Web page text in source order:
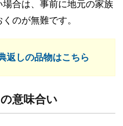
合は、事前に地元の家族
のが無難です。
返しの品物はこちら
意味合い